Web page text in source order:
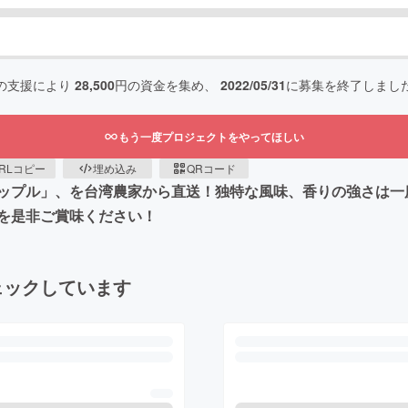
支援により 28,500円の資金を集め、 2022/05/31に募集を終了しまし
もう一度プロジェクトをやってほしい
コピー 埋め込み QRコード
ル」、を台湾農家から直送！独特な風味、香りの強さは
是非ご賞味ください！
クしています